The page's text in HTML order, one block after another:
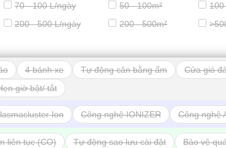
70 - 100 L/ngày
200 - 500 L/ngày
50 - 100m²
100
200 - 500m²
4 bánh xe Tự động cân bằng ẩm Cửa gió
giờ bật/ tắt
Ion Công nghệ IONIZER Công nghệ
liên tục (CO) Tự động sao lưu cài đặt Bảo vệ
1 đổi 1 trong 7 ngày